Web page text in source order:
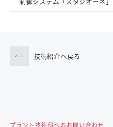
技術紹介へ戻る
プラント技術部へのお問い合わせ